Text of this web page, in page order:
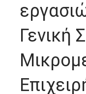
Γενική